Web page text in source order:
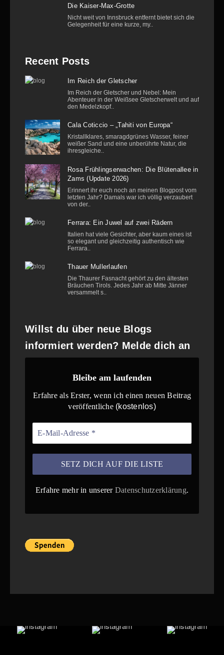
Die Kaiser-Max-Grotte
Nicht weit von Innsbruck entfernt bietet sich die
Gelegenheit für eine kurze, my..
Recent Posts
Im Reich der Gletscher
Im Reich der Gletscher und Nebel: Mein
Abenteuer in der Weißsee Gletscherwelt und auf
den Medelzkopf..
Cala Coticcio – „Tahiti von Europa“
Kristallklares, smaragdgrünes Wasser, feiner
weißer Sand und eine unberührte Natur, die
ihresgleiche..
Rosa Frühlingserwachen: Die Blütenallee in
Zams (Update 2026)
Erinnert ihr euch noch an meinen Blogpost vom
letzten Jahr? Damals war ich völlig verzaubert
von der..
Ferrara: Ein Juwel auf zwei Rädern
Italien hat viele Gesichter, aber kaum eines ist
so elegant und gleichzeitig authentisch wie
Ferrara..
Thauer Mullerlaufen
Die Thaurer Fasnacht gehört zu den ältesten
Bräuchen Tirols. Jedes Jahr ab Mitte Jänner
versammelt s..
Willst du über neue Blogs
informiert werden? Melde dich an
Bleibe am laufenden
Erfahre als Erster, wenn ich einen neuen Beitrag
veröffentliche(kostenlos)
Erfahre mehr in unserer Datenschutzerklärung.